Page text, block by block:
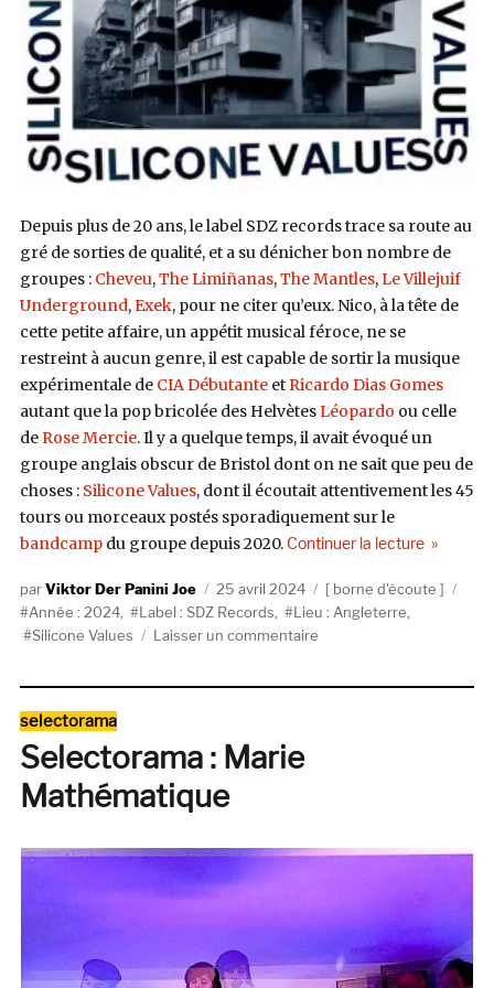
Depuis plus de 20 ans, le label SDZ records trace sa route au
gré de sorties de qualité, et a su dénicher bon nombre de
groupes : Cheveu,The Limiñanas,The Mantles,Le Villejuif
Underground,Exek, pour ne citer qu’eux. Nico, à la tête de
cette petite affaire, un appétit musical féroce, ne se
restreint à aucun genre, il est capable de sortir la musique
expérimentale deCIA DébutanteetRicardo Dias Gomes
autant que la pop bricolée des HelvètesLéopardo ou celle
deRose Mercie. Il y a quelque temps, il avait évoqué un
groupe anglais obscur de Bristol dont on ne sait que peu de
choses : Silicone Values, dont il écoutait attentivement les 45
tours ou morceaux postés sporadiquement sur le
bandcampdu groupe depuis 2020. Continuer la lecturede « Les
AuteurViktor Der Panini Joe
Publié
le
25 avril 2024 Catégories
borne d'écoute
Année : 2024, Label : SDZ Records, Lieu : Angleterre,
Silicone Values
Laisser un commentaire
Catégories
selectorama
Selectorama : Marie
Mathématique